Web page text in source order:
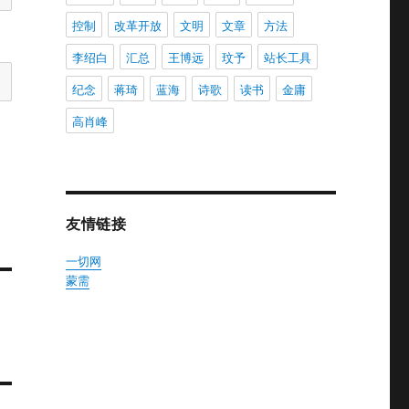
控制
改革开放 文明 文章
方法
李绍白
汇总 王博远 玟予
站长工具
纪念
蒋琦 蓝海 诗歌 读书
金庸
高肖峰
友情链接
一切网
蒙需